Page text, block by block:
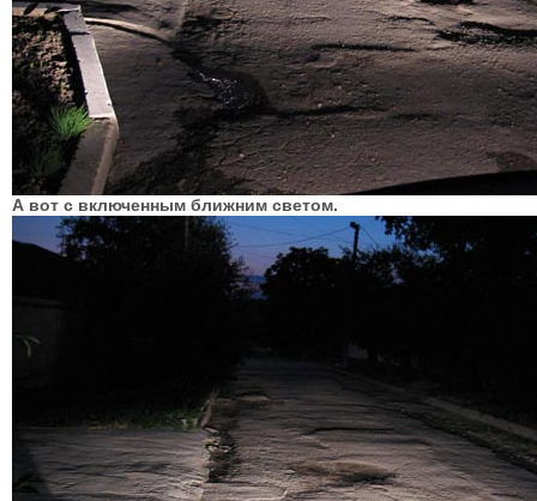
А вот с включенным ближним светом.